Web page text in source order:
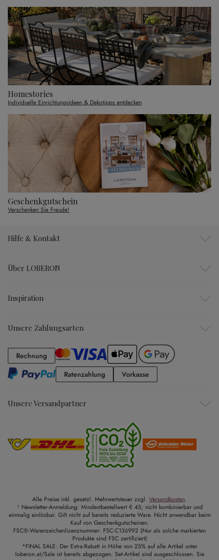
Homestories
Individuelle Einrichtungsideen & Dekotipps entdecken
Geschenkgutschein
Verschenken Sie Freude!
Hilfe & Kontakt
Über LOBERON
Inspiration
Unsere Zahlungsarten
RechnungRechnung
RatenzahlungRatenzahlung
Vorkasse
Unsere Versandpartner
Alle Preise inkl. gesetzl. Mehrwertsteuer zzgl. Versandkosten.
¹ Newsletter-Anmeldung: Mindestbestellwert € 45; nicht kombinierbar und
einmalig einlösbar. Gilt nicht auf bereits reduzierte Ware. Nicht anwendbar beim
Kauf von Geschenkgutscheinen.
FSC®-Warenzeichenlizenznummer: FSC-C136992 (Nur als solche markierten
Produkte sind FSC zertifiziert)
*FINAL SALE: Der Extra-Rabatt in Höhe von 25% auf alle Artikel unter
loberon.at/Sale ist bereits abgezogen. Set-Artikel sind ausgeschlossen. Sie